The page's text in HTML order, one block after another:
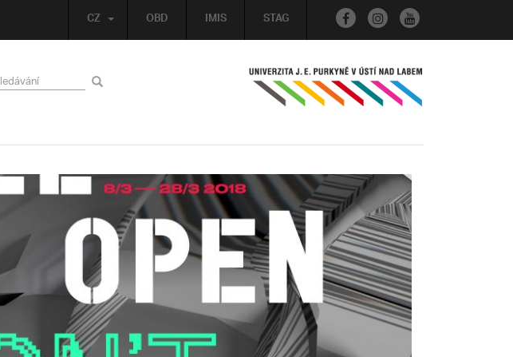
OBD IMIS STAG
CZ